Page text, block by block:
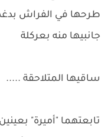
طرحها في الفراش
جانبيها منه بعركلة
ساقيها المتلاحقة .....
تابعتهما "أميرة"